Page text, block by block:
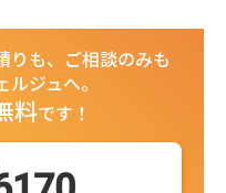
りも、ご相談のみも
ルジュへ。
料です！